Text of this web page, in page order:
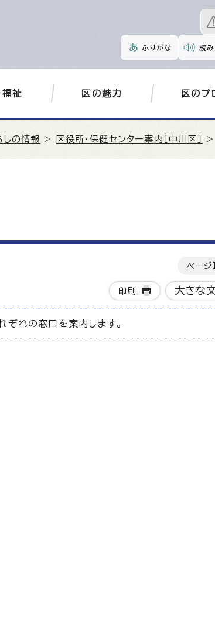
ふりがな 読
福祉 区の魅力 区のプ
しの情報 > 区役所・保健センター案内［中川区］ >
ペー
印刷 大きな
れの窓口を案内します。